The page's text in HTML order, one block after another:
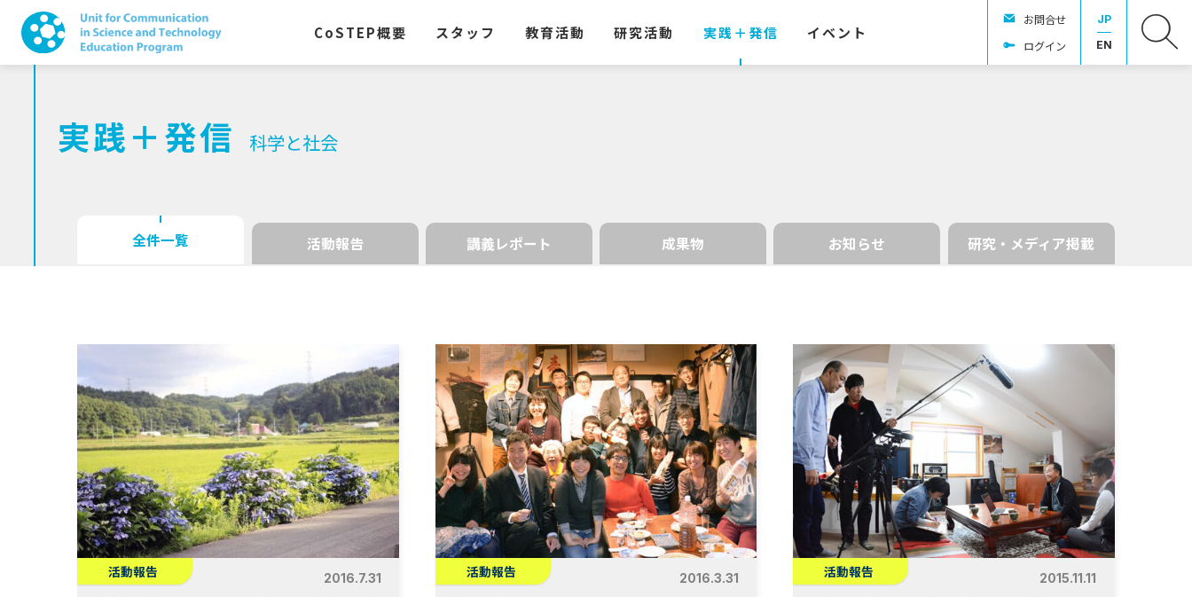
CoSTEP概要 スタッフ 教育活動 研究活動 実践＋発信 イベント
お問合せ
ログイン
JP
EN
実践＋発信 科学と社会
全件一覧 活動報告 講義レポート 成果物 お知らせ 研究・メディア掲載
活動報告 2016.7.31 活動報告 2016.3.31 活動報告 2015.11.11